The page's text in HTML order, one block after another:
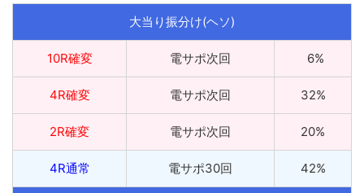
大当り振分け(ヘソ)
10R確変 電サポ次回 6%
4R確変 電サポ次回 32%
2R確変 電サポ次回 20%
4R通常 電サポ30回 42%